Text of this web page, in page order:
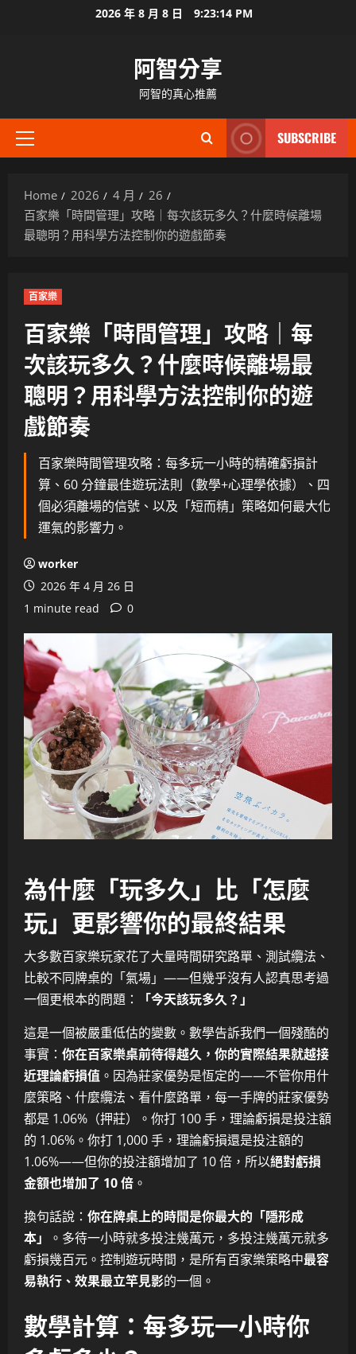
2026 年 8 月 8 日 9:23:15 PM
阿智分享
阿智的真心推薦
Primary
SUBSCRIBE
Home 2026 4 月
26
百家樂「時間管理」攻略｜每次該玩多久？什麼時候離場
最聰明？用科學方法控制你的遊戲節奏
百家樂
百家樂「時間管理」攻略｜每
次該玩多久？什麼時候離場最
聰明？用科學方法控制你的遊
戲節奏
百家樂時間管理攻略：每多玩一小時的精確虧損計
算、60 分鐘最佳遊玩法則（數學+心理學依據）、四
個必須離場的信號、以及「短而精」策略如何最大化
運氣的影響力。
worker
2026 年 4 月 26 日
1 minute read
0
為什麼「玩多久」比「怎麼
玩」更影響你的最終結果
大多數百家樂玩家花了大量時間研究路單、測試纜法、
比較不同牌桌的「氣場」——但幾乎沒有人認真思考過
一個更根本的問題：
「今天該玩多久？」
這是一個被嚴重低估的變數。數學告訴我們一個殘酷的
事實： 你在百家樂桌前待得越久，你的實際結果就越接
近理論虧損值 。因為莊家優勢是恆定的——不管你用什
麼策略、什麼纜法、看什麼路單，每一手牌的莊家優勢
都是 1.06%（押莊）。你打 100 手，理論虧損是投注額
的 1.06%。你打 1,000 手，理論虧損還是投注額的
1.06%——但你的投注額增加了 10 倍，所以絕對虧損
金額也增加了 10 倍 。
換句話說： 你在牌桌上的時間是你最大的「隱形成
本」
。多待一小時就多投注幾萬元，多投注幾萬元就多
虧損幾百元。控制遊玩時間，是所有百家樂策略中最容
易執行、效果最立竿見影的一個。
數學計算：每多玩一小時你